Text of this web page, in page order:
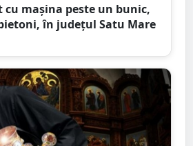
cu mașina peste un bunic,
în județul Satu Mare